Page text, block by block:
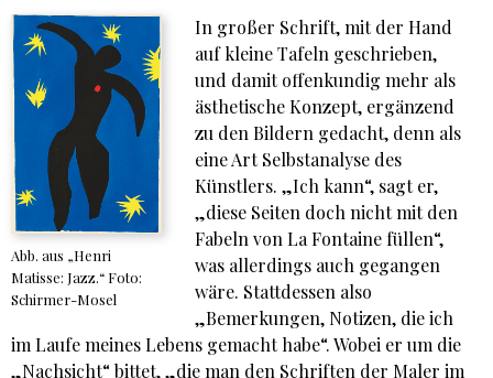
Abb. aus „Henri
Matisse: Jazz.“ Foto:
Schirmer-Mosel
In großer Schrift, mit der Hand
auf kleine Tafeln geschrieben,
und damit offenkundig mehr als
ästhetische Konzept, ergänzend
zu den Bildern gedacht, denn als
eine Art Selbstanalyse des
Künstlers. „Ich kann“, sagt er,
„diese Seiten doch nicht mit den
Fabeln von La Fontaine füllen“,
was allerdings auch gegangen
wäre. Stattdessen also
„Bemerkungen, Notizen, die ich
im Laufe meines Lebens gemacht habe“. Wobei er um die
„Nachsicht“ bittet, „die man den Schriften der Maler im